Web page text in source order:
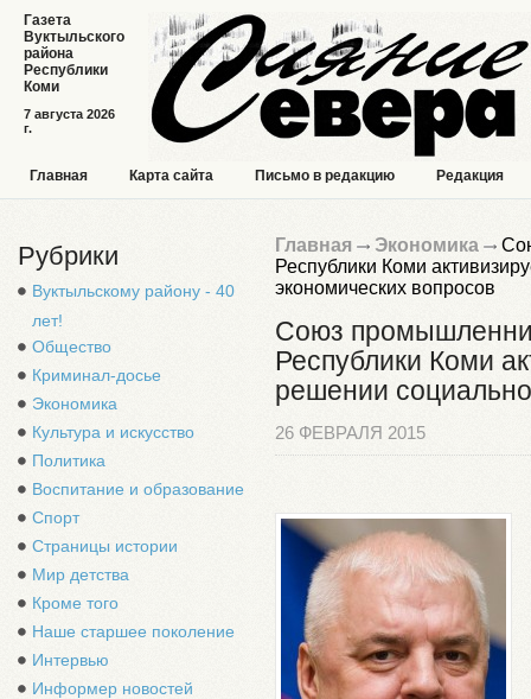
7 августа 2026
г.
Газета
Вуктыльского
района
Республики
Коми
Главная Карта сайта Письмо в редакцию Редакция
Рубрики
Вуктыльскому району - 40
лет!
Общество
Криминал-досье
Экономика
Культура и искусство
Политика
Воспитание и образование
Спорт
Страницы истории
Мир детства
Кроме того
Наше старшее поколение
Интервью
Информер новостей
Главная Экономика
Республики Коми
экономических вопросов
Союз
Республики Коми
решении
26 ФЕВРАЛЯ 2015